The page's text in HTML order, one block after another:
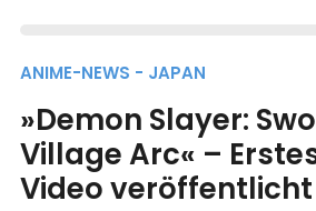
ANIME-NEWS - JAPAN
»Demon Slayer:
Village Arc« –
Video veröffentlicht